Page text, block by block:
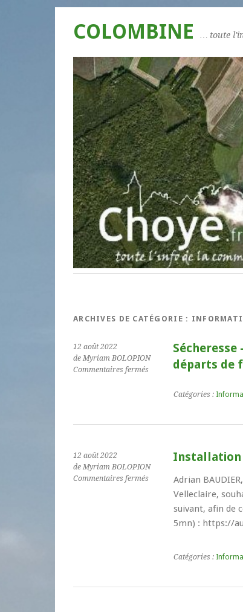
COLOMBINE … toute
ARCHIVES DE CATÉGORIE :
12 août 2022
de Myriam BOLOPION
Commentaires ferméssur
contre
départs de
Catégories :
12 août 2022
de Myriam BOLOPION
Commentaires ferméssur
Installation
Installation
Adrian
Velleclaire,
suivant, afin de
5mn) : https://
Catégories :